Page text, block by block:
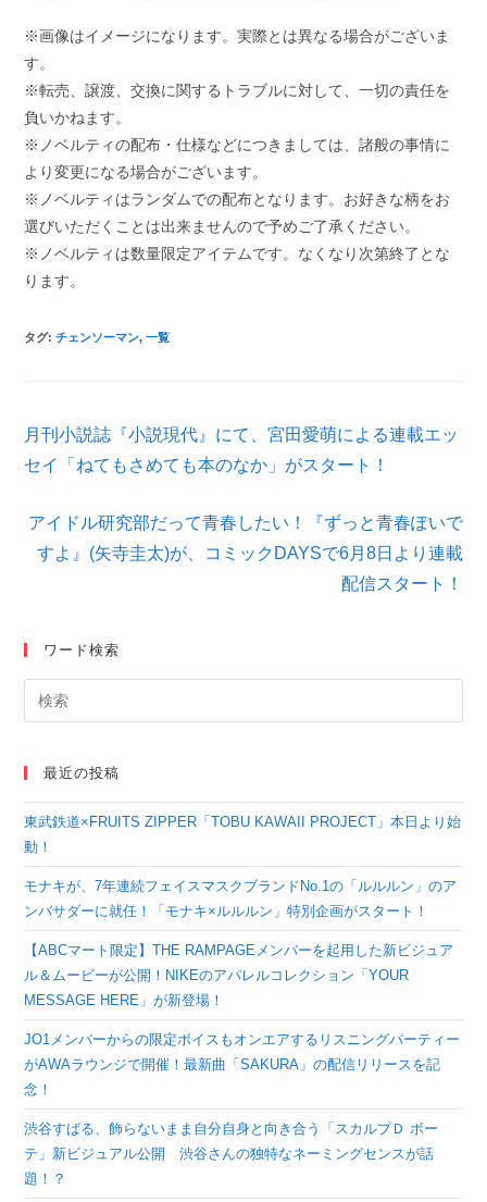
※画像はイメージになります。実際とは異なる場合がございま
す。
※転売、譲渡、交換に関するトラブルに対して、一切の責任を
負いかねます。
※ノベルティの配布・仕様などにつきましては、諸般の事情に
より変更になる場合がございます。
※ノベルティはランダムでの配布となります。お好きな柄をお
選びいただくことは出来ませんので予めご了承ください。
※ノベルティは数量限定アイテムです。なくなり次第終了とな
ります。
タグ:チェンソーマン, 一覧
そ
の
他
事
を
月刊小説誌『小説現代』にて、宮田愛萌による連載エッ
セイ「ねてもさめても本のなか」がスタート！
アイドル研究部だって青春したい！『ずっと青春ぽいで
すよ』(矢寺圭太)が、コミックDAYSで6月8日より連載
配信スタート！
ワード検索
最近の投稿
東武鉄道×FRUITS ZIPPER「TOBU KAWAII PROJECT」本日より始
動！
モナキが、7年連続フェイスマスクブランドNo.1の「ルルルン」のア
ンバサダーに就任！「モナキ×ルルルン」特別企画がスタート！
【ABCマート限定】THE RAMPAGEメンバーを起用した新ビジュア
ル＆ムービーが公開！NIKEのアパレルコレクション「YOUR
MESSAGE HERE」が新登場！
JO1メンバーからの限定ボイスもオンエアするリスニングパーティー
がAWAラウンジで開催！最新曲「SAKURA」の配信リリースを記
念！
渋谷すばる、飾らないまま自分自身と向き合う「スカルプＤ ボー
テ」新ビジュアル公開 渋谷さんの独特なネーミングセンスが話
題！？